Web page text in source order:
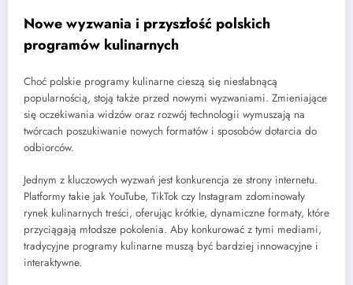
Nowe wyzwania i przyszłość polskich
programów kulinarnych
Choć polskie programy kulinarne cieszą się niesłabnącą
popularnością, stoją także przed nowymi wyzwaniami. Zmieniające
się oczekiwania widzów oraz rozwój technologii wymuszają na
twórcach poszukiwanie nowych formatów i sposobów dotarcia do
odbiorców.
Jednym z kluczowych wyzwań jest konkurencja ze strony internetu.
Platformy takie jak YouTube, TikTok czy Instagram zdominowały
rynek kulinarnych treści, oferując krótkie, dynamiczne formaty, które
przyciągają młodsze pokolenia. Aby konkurować z tymi mediami,
tradycyjne programy kulinarne muszą być bardziej innowacyjne i
interaktywne.